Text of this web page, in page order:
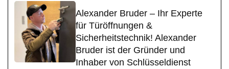
Alexander Bruder – Ihr Experte
für Türöffnungen &
Sicherheitstechnik! Alexander
Bruder ist der Gründer und
Inhaber von Schlüsseldienst